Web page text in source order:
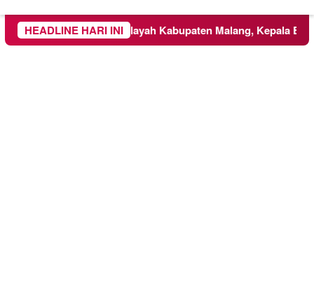
HEADLINE HARI INI
Meluas ke Wilayah Kabupaten Malang, Kepala BNPB